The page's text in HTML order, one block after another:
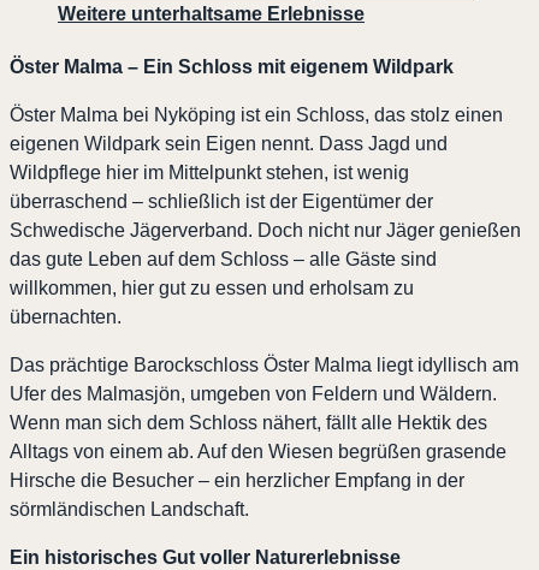
Weitere unterhaltsame Erlebnisse
Öster Malma – Ein Schloss mit eigenem Wildpark
Öster Malma bei Nyköping ist ein Schloss, das stolz einen
eigenen Wildpark sein Eigen nennt. Dass Jagd und
Wildpflege hier im Mittelpunkt stehen, ist wenig
überraschend – schließlich ist der Eigentümer der
Schwedische Jägerverband. Doch nicht nur Jäger genießen
das gute Leben auf dem Schloss – alle Gäste sind
willkommen, hier gut zu essen und erholsam zu
übernachten.
Das prächtige Barockschloss Öster Malma liegt idyllisch am
Ufer des Malmasjön, umgeben von Feldern und Wäldern.
Wenn man sich dem Schloss nähert, fällt alle Hektik des
Alltags von einem ab. Auf den Wiesen begrüßen grasende
Hirsche die Besucher – ein herzlicher Empfang in der
sörmländischen Landschaft.
Ein historisches Gut voller Naturerlebnisse